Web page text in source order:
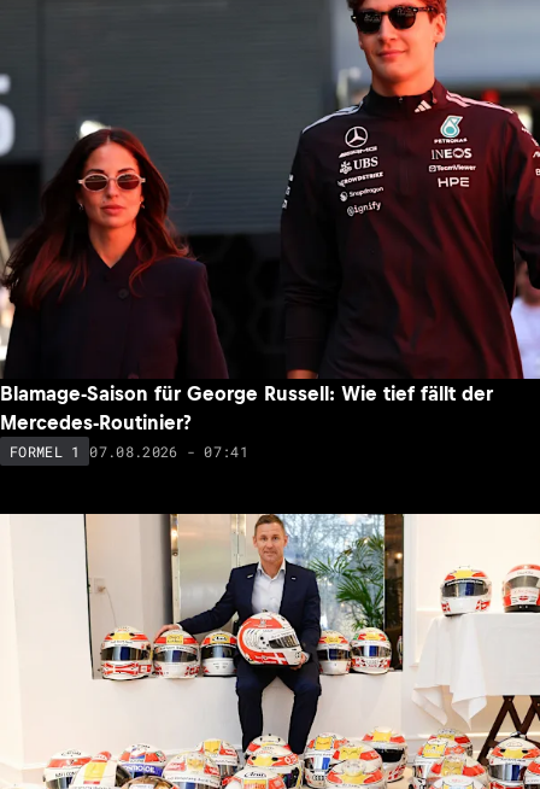
Blamage-Saison für George Russell: Wie tief fällt der
Mercedes-Routinier?
FORMEL 1 07.08.2026 - 07:41